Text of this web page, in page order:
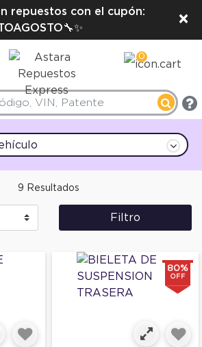
repuestos con el cupón:
×
0
9 Resultados
Filtro
80%
OFF